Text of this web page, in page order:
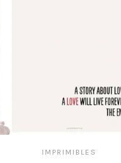
IMPRIMIBLES